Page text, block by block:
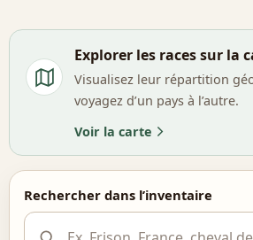
Explorer les races sur la
Visualisez leur répartition
voyagez d’un pays à l’autre.
Voir la carte
Rechercher dans l’inventaire